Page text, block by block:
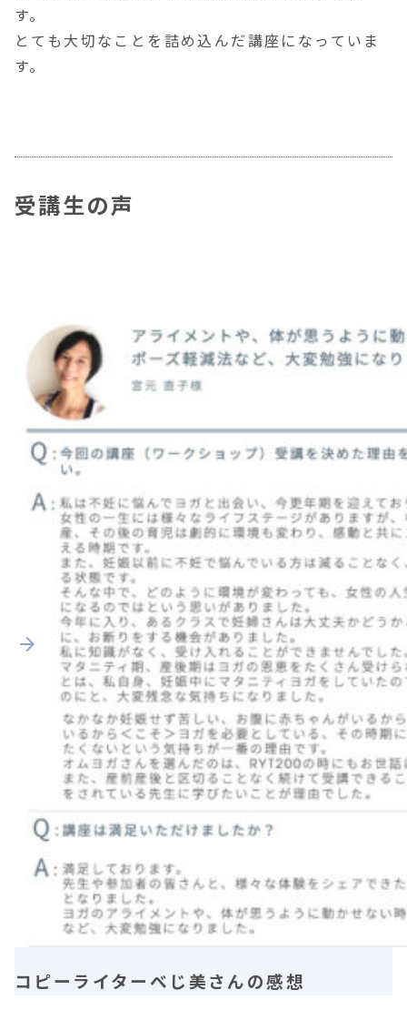
す。
とても大切なことを詰め込んだ講座に なっていま
す。
受講生の声
コピーライターべじ美さんの感想